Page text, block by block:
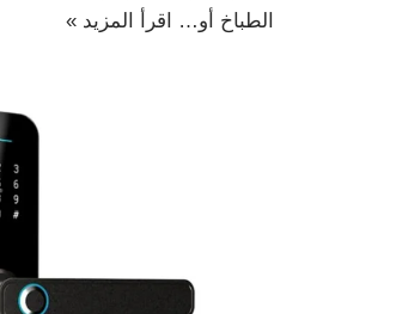
الطباخ أو…
اقرأ المزيد »